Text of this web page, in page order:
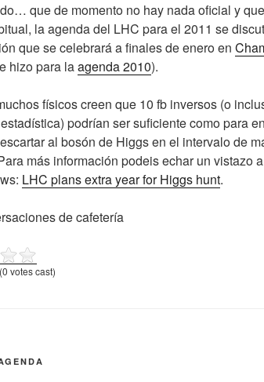
que de momento no hay nada oficial y
la agenda del LHC para el 2011 se
que se celebrará a finales de enero en
hizo para laagenda 2010).
físicos creen que 10 fb inversos (o
podrían ser suficiente como para
al bosón de Higgsen el intervalo de
más información podeis echar un vistazo
LHC plans extra year for Higgs hunt.
de cafetería
(0 votes cast)